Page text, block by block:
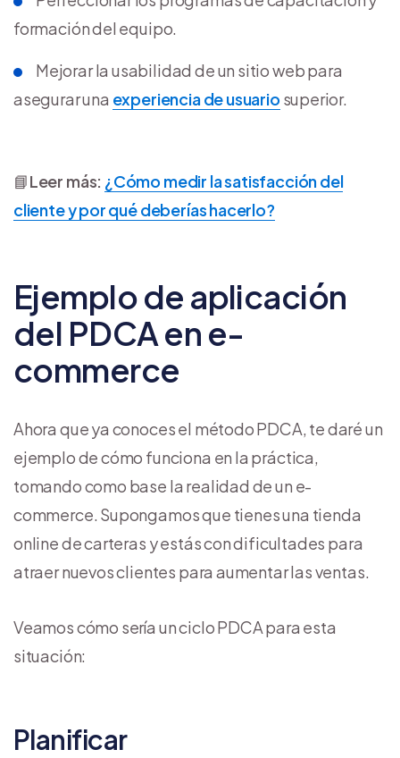
formación del equipo.
Mejorar la usabilidad de un sitio web para
asegurar una experiencia de usuario superior.
📘Leer más: ¿Cómo medir la satisfacción del
cliente y por qué deberías hacerlo?
Ejemplo de aplicación
del PDCA en e-
commerce
Ahora que ya conoces el método PDCA, te daré un
ejemplo de cómo funciona en la práctica,
tomando como base la realidad de un e-
commerce. Supongamos que tienes una tienda
online de carteras y estás con dificultades para
atraer nuevos clientes para aumentar las ventas.
Veamos cómo sería un ciclo PDCA para esta
situación:
Planificar